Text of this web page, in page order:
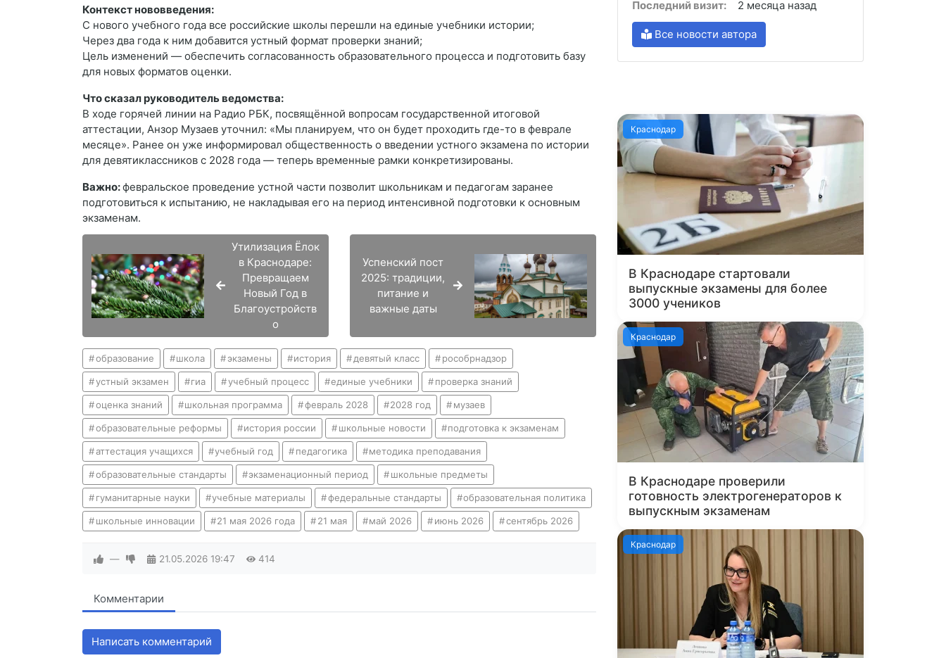
Контекст нововведения:
С нового учебного года все российские школы перешли на единые учебники истории;
Через два года к ним добавится устный формат проверки знаний;
Цель изменений — обеспечить согласованность образовательного процесса и подготовить базу
для новых форматов оценки.
Что сказал руководитель ведомства:
В ходе горячей линии на Радио РБК, посвящённой вопросам государственной итоговой
аттестации, Анзор Музаев уточнил: «Мы планируем, что он будет проходить где-то в феврале
месяце». Ранее он уже информировал общественность о введении устного экзамена по истории
для девятиклассников с 2028 года — теперь временные рамки конкретизированы.
Важно:февральское проведение устной части позволит школьникам и педагогам заранее
подготовиться к испытанию, не накладывая его на период интенсивной подготовки к основным
экзаменам.
Утилизация Ёлок
в Краснодаре:
Превращаем
Новый Год в
Благоустройств
о
Успенский пост
2025: традиции,
питание и
важные даты
образование школа экзамены история девятый класс рособрнадзор
устный экзамен гиа учебный процесс единые учебники проверка знаний
оценка знаний школьная программа февраль 2028 2028 год музаев
образовательные реформы история россии школьные новости подготовка к экзаменам
аттестация учащихся учебный год педагогика методика преподавания
образовательные стандарты экзаменационный период школьные предметы
гуманитарные науки учебные материалы федеральные стандарты образовательная политика
школьные инновации 21 мая 2026 года 21 мая май 2026 июнь 2026 сентябрь 2026
— 21.05.2026 19:47 414
Комментарии
Написать комментарий
Последний визит:
2 месяца назад
Все новости автора
Краснодар
В Краснодаре стартовали
выпускные экзамены для более
3000 учеников
Краснодар
В Краснодаре проверили
готовность электрогенераторов к
выпускным экзаменам
Краснодар